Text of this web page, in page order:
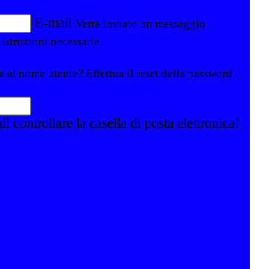
E-mail Verrà inviato un messaggio
necessarie.
al nome utente? Effettua il reset della password
controllare la casella di posta elettronica!